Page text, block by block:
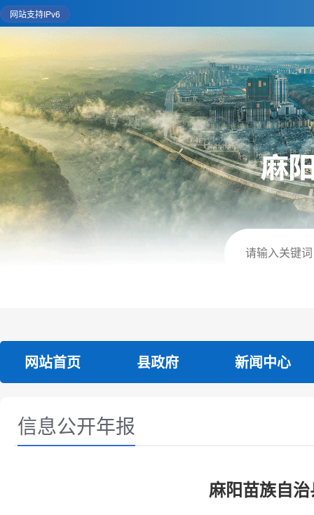
网站支持IPv6
网站首页 县政府 新闻中心
信息公开年报
麻阳苗族自